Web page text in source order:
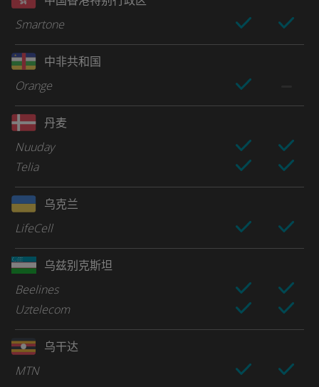
Smartone
中非共和国
Orange
丹麦
Nuuday
Telia
乌克兰
LifeCell
乌兹别克斯坦
Beelines
Uztelecom
乌干达
MTN